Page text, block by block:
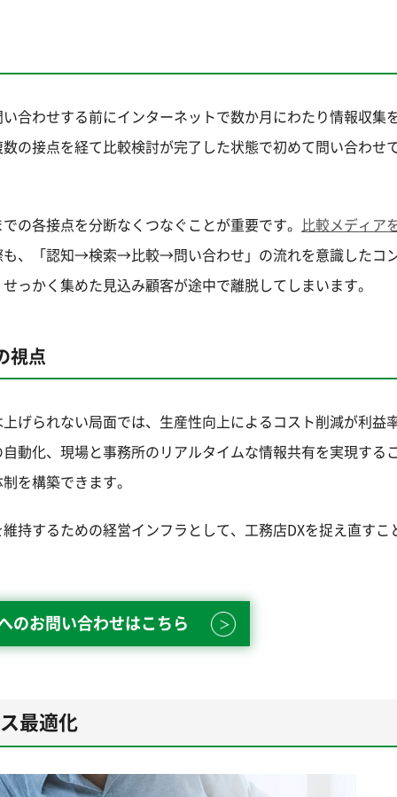
合わせする前にインターネットで数か月にわたり情報収集
の接点を経て比較検討が完了した状態で初めて問い合わせ
の各接点を分断なくつなぐことが重要です。 比較メディア
も、「認知→検索→比較→問い合わせ」の流れを意識したコ
っかく集めた見込み顧客が途中で離脱してしまいます。
視点
げられない局面では、生産性向上によるコスト削減が利益
動化、現場と事務所のリアルタイムな情報共有を実現する
を構築できます。
持するための経営インフラとして、工務店DXを捉え直すこ
のお問い合わせはこちら
最適化